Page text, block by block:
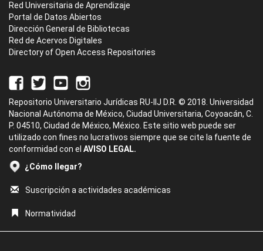
Red Universitaria de Aprendizaje
Portal de Datos Abiertos
Dirección General de Bibliotecas
Red de Acervos Digitales
Directory of Open Access Repositories
Repositorio Universitario Jurídicas RU-IIJ D.R. © 2018. Universidad
Nacional Autónoma de México, Ciudad Universitaria, Coyoacán, C.
P. 04510, Ciudad de México, México. Este sitio web puede ser
utilizado con fines no lucrativos siempre que se cite la fuente de
conformidad con el AVISO LEGAL.
¿Cómo llegar?
Suscripción a actividades académicas
Normatividad